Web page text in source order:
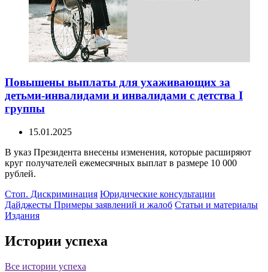
Повышены выплаты для ухаживающих за
детьми-инвалидами и инвалидами с детства I
группы
15.01.2025
В указ Президента внесены изменения, которые расширяют
круг получателей ежемесячных выплат в размере 10 000
рублей.
Стоп. Дискриминация Юридические консультации
Дайджесты Примеры заявлений и жалоб Статьи и материалы
Издания
Истории успеха
Все истории успеха